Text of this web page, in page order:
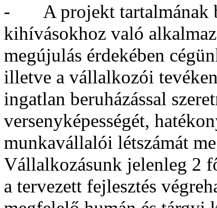
- A projekt tartalmának
kihívásokhoz való
megújulás érdekében
illetve a vállalkozói
ingatlan beruházással
versenyképességét,
munkavállalói létszámát
Vállalkozásunk jelenleg 2
a tervezett fejlesztés